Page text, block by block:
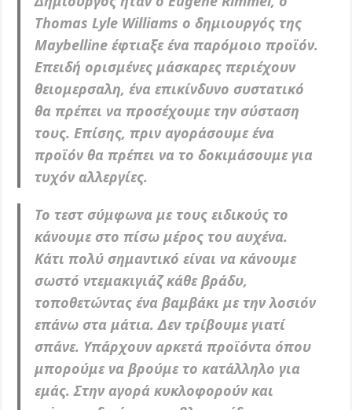
Thomas Lyle Williams ο δημιουργός της
Maybelline έφτιαξε ένα παρόμοιο προϊόν.
Επειδή ορισμένες μάσκαρες περιέχουν
θειομερσαλη, ένα επικίνδυνο συστατικό
θα πρέπει να προσέχουμε την σύσταση
τους. Επίσης, πριν αγοράσουμε ένα
προϊόν θα πρέπει να το δοκιμάσουμε για
τυχόν αλλεργίες.
Το τεστ σύμφωνα με τους ειδικούς το
κάνουμε στο πίσω μέρος του αυχένα.
Κάτι πολύ σημαντικό είναι να κάνουμε
σωστό ντεμακιγιάζ κάθε βράδυ,
τοποθετώντας ένα βαμβάκι με την λοσιόν
επάνω στα μάτια. Δεν τρίβουμε γιατί
σπάνε. Υπάρχουν αρκετά προϊόντα όπου
μπορούμε να βρούμε το κατάλληλο για
εμάς. Στην αγορά κυκλοφορούν και